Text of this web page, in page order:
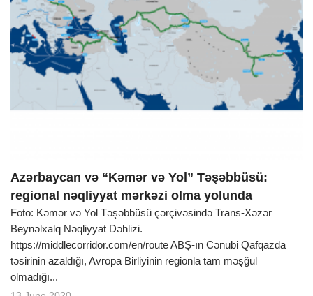
Azərbaycan və “Kəmər və Yol” Təşəbbüsü:
regional nəqliyyat mərkəzi olma yolunda
Foto: Kəmər və Yol Təşəbbüsü çərçivəsində Trans-Xəzər
Beynəlxalq Nəqliyyat Dəhlizi.
https://middlecorridor.com/en/route ABŞ-ın Cənubi Qafqazda
təsirinin azaldığı, Avropa Birliyinin regionla tam məşğul
olmadığı...